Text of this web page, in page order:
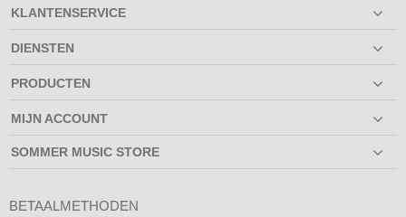
KLANTENSERVICE
DIENSTEN
PRODUCTEN
MIJN ACCOUNT
SOMMER MUSIC STORE
BETAALMETHODEN